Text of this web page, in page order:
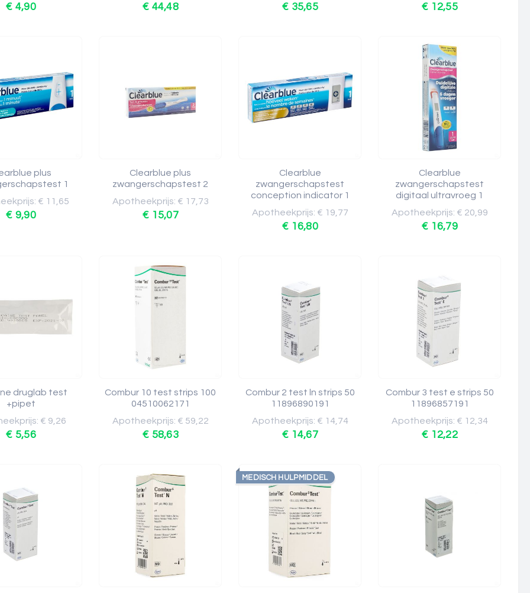
€ 4,90 € 44,48 € 35,65 € 12,55
plus
1
€ 11,65
€ 9,90
Clearblue plus
zwangerschapstest 2
Apotheekprijs: € 17,73
€ 15,07
Clearblue
zwangerschapstest
conception indicator 1
Apotheekprijs: € 19,77
€ 16,80
Clearblue
zwangerschapstest
digitaal ultravroeg 1
Apotheekprijs: € 20,99
€ 16,79
druglab test
+pipet
€ 9,26
€ 5,56
Combur 10 test strips 100
04510062171
Apotheekprijs: € 59,22
€ 58,63
Combur 2 test ln strips 50
11896890191
Apotheekprijs: € 14,74
€ 14,67
Combur 3 test e strips 50
11896857191
Apotheekprijs: € 12,34
€ 12,22
MEDISCH HULPMIDDEL